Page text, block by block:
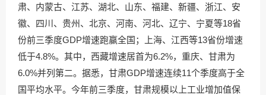
肃、内蒙古、江苏、湖北、山东、福建、新疆、浙江、安
徽、四川、贵州、北京、河南、河北、辽宁、宁夏等18省
份前三季度GDP增速跑赢全国；上海、江西等13省份增速
低于4.8%。其中，西藏增速居首为6.2%，重庆、甘肃为
6.0%并列第二。据悉，甘肃GDP增速连续11个季度高于全
国平均水平。今年前三季度，甘肃规模以上工业增加值保